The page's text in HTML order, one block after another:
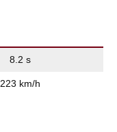
8.2 s
223 km/h